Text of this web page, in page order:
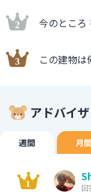
今のところ
この建物
アドバイ
週間 月間
回